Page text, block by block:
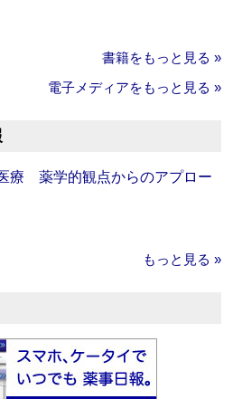
書籍をもっと見る »
電子メディアをもっと見る »
療 薬学的観点からのアプロー
もっと見る »